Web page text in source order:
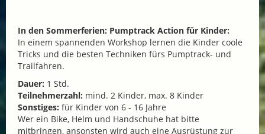
In den Sommerferien: Pumptrack Action für Kinder:
In einem spannenden Workshop lernen die Kinder coole
Tricks und die besten Techniken fürs Pumptrack- und
Trailfahren.
Dauer: 1 Std.
Teilnehmerzahl: mind. 2 Kinder, max. 8 Kinder
Sonstiges: für Kinder von 6 - 16 Jahre
Wer ein Bike, Helm und Handschuhe hat bitte
mitbringen, ansonsten wird auch eine Ausrüstung zur